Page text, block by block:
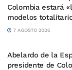
Colombia estará
modelos
7 AGOSTO 2026
Abelardo de la
presidente de